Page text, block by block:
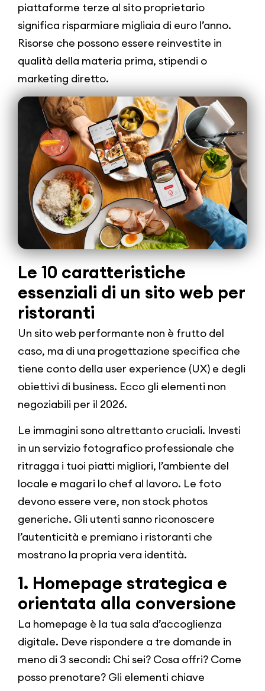
piattaforme terze al sito proprietario
significa risparmiare migliaia di euro l’anno.
Risorse che possono essere reinvestite in
qualità della materia prima, stipendi o
marketing diretto.
Le 10 caratteristiche
essenziali di un sito web per
ristoranti
Un sito web performante non è frutto del
caso, ma di una progettazione specifica che
tiene conto della user experience (UX) e degli
obiettivi di business. Ecco gli elementi non
negoziabili per il 2026.
Le immagini sono altrettanto cruciali. Investi
in un servizio fotografico professionale che
ritragga i tuoi piatti migliori, l’ambiente del
locale e magari lo chef al lavoro. Le foto
devono essere vere, non stock photos
generiche. Gli utenti sanno riconoscere
l’autenticità e premiano i ristoranti che
mostrano la propria vera identità.
1. Homepage strategica e
orientata alla conversione
La homepage è la tua sala d’accoglienza
digitale. Deve rispondere a tre domande in
meno di 3 secondi: Chi sei? Cosa offri? Come
posso prenotare? Gli elementi chiave